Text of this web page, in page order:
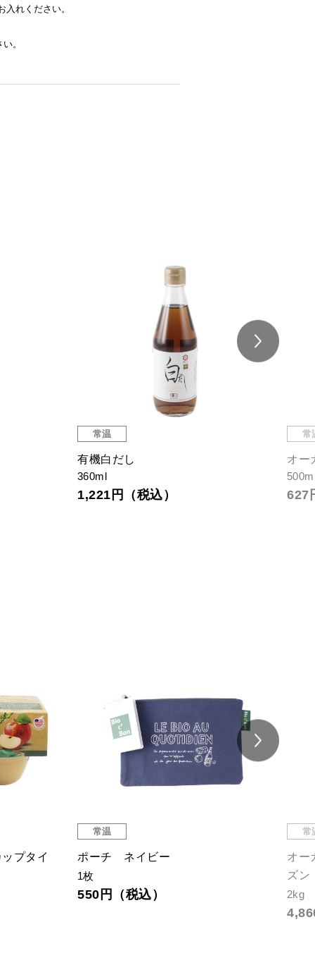
入れください。
。
常温
有機白だし
360ml
1,221円（税込）
常
オー
627
プタイ
常温
ポーチ ネイビー
1枚
550円（税込）
常
オー
ズン
2kg